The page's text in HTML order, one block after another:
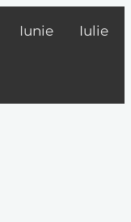
Iunie Iulie